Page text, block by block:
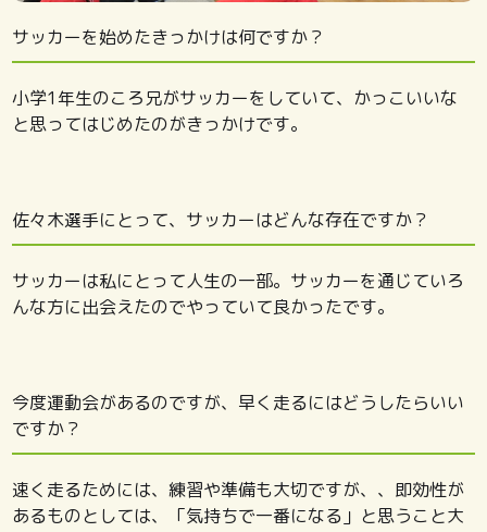
サッカーを始めたきっかけは何ですか？
小学1年生のころ兄がサッカーをしていて、かっこいいな
と思ってはじめたのがきっかけです。
佐々木選手にとって、サッカーはどんな存在ですか？
サッカーは私にとって人生の一部。サッカーを通じていろ
んな方に出会えたのでやっていて良かったです。
今度運動会があるのですが、早く走るにはどうしたらいい
ですか？
速く走るためには、練習や準備も大切ですが、、即効性が
あるものとしては、「気持ちで一番になる」と思うこと大